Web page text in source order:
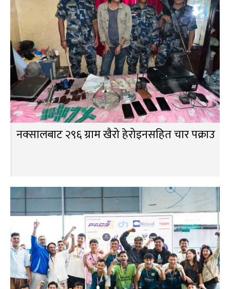
नक्सालबाट २९६ ग्राम खैरो हेरोइनसहित चार पक्राउ